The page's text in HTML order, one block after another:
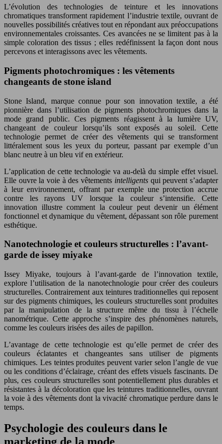
L’évolution des technologies de teinture et les innovations
chromatiques transforment rapidement l’industrie textile, ouvrant de
nouvelles possibilités créatives tout en répondant aux préoccupations
environnementales croissantes. Ces avancées ne se limitent pas à la
simple coloration des tissus ; elles redéfinissent la façon dont nous
percevons et interagissons avec les vêtements.
Pigments photochromiques : les vêtements
changeants de stone island
Stone Island, marque connue pour son innovation textile, a été
pionnière dans l’utilisation de pigments photochromiques dans la
mode grand public. Ces pigments réagissent à la lumière UV,
changeant de couleur lorsqu’ils sont exposés au soleil. Cette
technologie permet de créer des vêtements qui se transforment
littéralement sous les yeux du porteur, passant par exemple d’un
blanc neutre à un bleu vif en extérieur.
L’application de cette technologie va au-delà du simple effet visuel.
Elle ouvre la voie à des vêtements intelligents qui peuvent s’adapter
à leur environnement, offrant par exemple une protection accrue
contre les rayons UV lorsque la couleur s’intensifie. Cette
innovation illustre comment la couleur peut devenir un élément
fonctionnel et dynamique du vêtement, dépassant son rôle purement
esthétique.
Nanotechnologie et couleurs structurelles : l’avant-
garde de issey miyake
Issey Miyake, toujours à l’avant-garde de l’innovation textile,
explore l’utilisation de la nanotechnologie pour créer des couleurs
structurelles. Contrairement aux teintures traditionnelles qui reposent
sur des pigments chimiques, les couleurs structurelles sont produites
par la manipulation de la structure même du tissu à l’échelle
nanométrique. Cette approche s’inspire des phénomènes naturels,
comme les couleurs irisées des ailes de papillon.
L’avantage de cette technologie est qu’elle permet de créer des
couleurs éclatantes et changeantes sans utiliser de pigments
chimiques. Les teintes produites peuvent varier selon l’angle de vue
ou les conditions d’éclairage, créant des effets visuels fascinants. De
plus, ces couleurs structurelles sont potentiellement plus durables et
résistantes à la décoloration que les teintures traditionnelles, ouvrant
la voie à des vêtements dont la vivacité chromatique perdure dans le
temps.
Psychologie des couleurs dans le